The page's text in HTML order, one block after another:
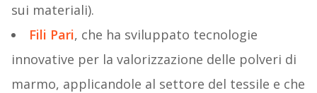
sui materiali).
Fili Pari, che ha sviluppato tecnologie
innovative per la valorizzazione delle polveri di
marmo, applicandole al settore del tessile e che